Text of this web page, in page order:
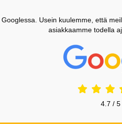
Usein kuulemme, että
asiakkaamme todella
4.7 / 5